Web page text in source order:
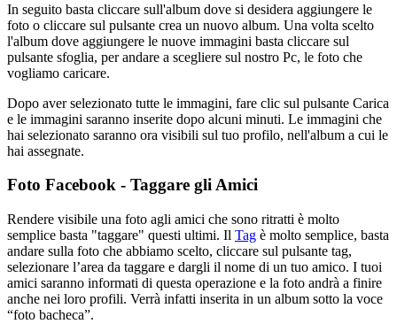
In seguito basta cliccare sull'album dove si desidera aggiungere le
foto o cliccare sul pulsante crea un nuovo album. Una volta scelto
l'album dove aggiungere le nuove immagini basta cliccare sul
pulsante sfoglia, per andare a scegliere sul nostro Pc, le foto che
vogliamo caricare.
Dopo aver selezionato tutte le immagini, fare clic sul pulsante Carica
e le immagini saranno inserite dopo alcuni minuti. Le immagini che
hai selezionato saranno ora visibili sul tuo profilo, nell'album a cui le
hai assegnate.
Foto Facebook - Taggare gli Amici
Rendere visibile una foto agli amici che sono ritratti è molto
semplice basta "taggare" questi ultimi. Il Tag è molto semplice, basta
andare sulla foto che abbiamo scelto, cliccare sul pulsante tag,
selezionare l’area da taggare e dargli il nome di un tuo amico. I tuoi
amici saranno informati di questa operazione e la foto andrà a finire
anche nei loro profili. Verrà infatti inserita in un album sotto la voce
“foto bacheca”.